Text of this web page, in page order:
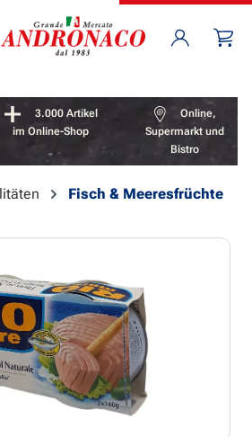
0 Produkte auf dem Merkzettel
3.000 Artikel
im Online-Shop
Online,
Supermarkt und
Bistro
Fisch & Meeresfrüchte